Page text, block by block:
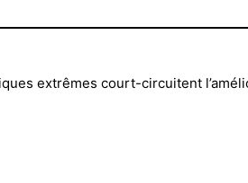
extrêmes court-circuitent